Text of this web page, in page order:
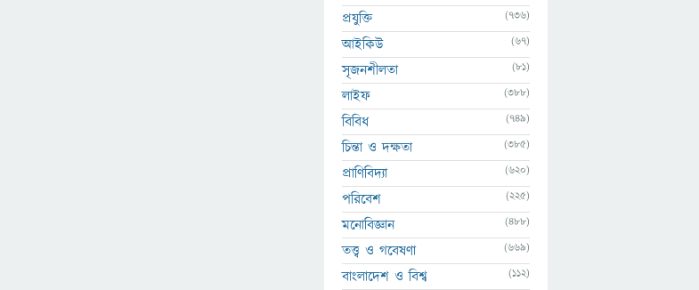
প্রযুক্তি (736)
আইকিউ (67)
সৃজনশীলতা (81)
লাইফ (388)
বিবিধ (749)
চিন্তা ও দক্ষতা (385)
প্রাণিবিদ্যা (620)
পরিবেশ (225)
মনোবিজ্ঞান (488)
তত্ত্ব ও গবেষণা (669)
বাংলাদেশ ও বিশ্ব (112)